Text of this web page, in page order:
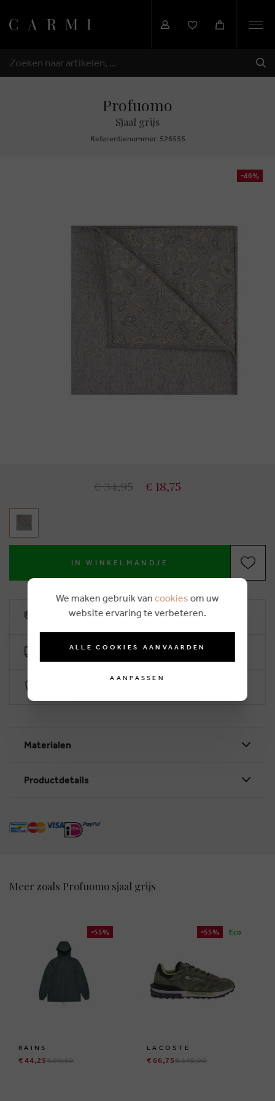
ZOEKEN
Profuomo
Sjaal grijs
Referentienummer: 526555
-46%
€ 34,95 € 18,75
IN WINKELMANDJE
10% klantenkorting
Gratis levering vanaf €50 (2-4 werkdagen)
Materialen
Productdetails
Meer zoals Profuomo sjaal grijs
-55%
RAINS
€ 44,25€ 99,90
-55% Eco
LACOSTE
€ 66,75€ 149,95
We maken gebruik van cookies om uw
website ervaring te verbeteren.
ALLE COOKIES AANVAARDEN
AANPASSEN